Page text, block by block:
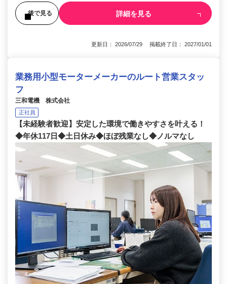
後で見る 詳細を見る
更新日： 2026/07/29 掲載終了日： 2027/01/01
業務用小型モーターメーカーのルート営業スタッ
フ
三和電機 株式会社
正社員
【未経験者歓迎】安定した環境で働きやすさを叶える！
◆年休117日◆土日休み◆ほぼ残業なし◆ノルマなし